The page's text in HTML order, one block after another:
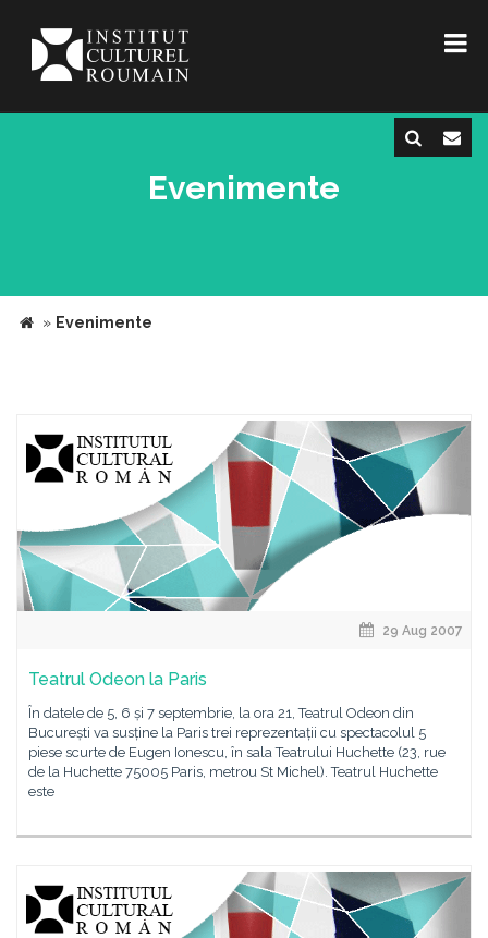
Evenimente
» Evenimente
29 Aug 2007
Teatrul Odeon la Paris
În datele de 5, 6 și 7 septembrie, la ora 21, Teatrul Odeon din
București va susține la Paris trei reprezentații cu spectacolul 5
piese scurte de Eugen Ionescu, în sala Teatrului Huchette (23, rue
de la Huchette 75005 Paris, metrou St Michel). Teatrul Huchette
este